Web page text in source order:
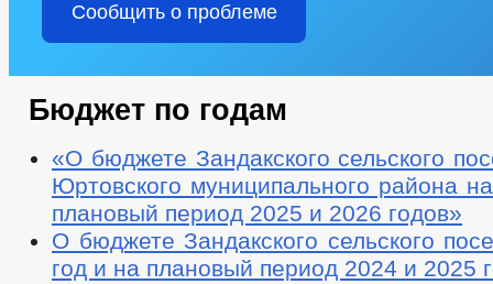
Сообщить о проблеме
Бюджет по годам
«О бюджете Зандакского сельского
Юртовского муниципального района
плановый период 2025 и 2026 годов»
О бюджете Зандакского сельского
год и на плановый период 2024 и 2025